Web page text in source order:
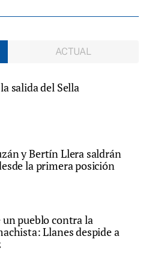
ACTUAL
salida del Sella
y Bertín Llera saldrán
la primera posición
un pueblo contra la
Llanes despide a